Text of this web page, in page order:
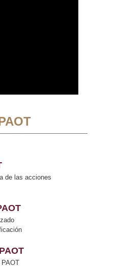
de las acciones